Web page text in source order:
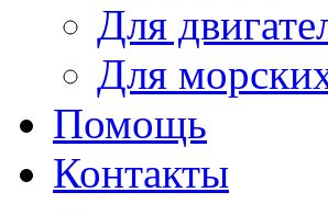
Для
Для
Помощь
Контакты